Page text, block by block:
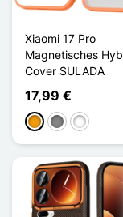
Xiaomi 17 Pro
Magnetisches
Cover SULADA
17,99 €
OrangeGris Titanium
Noir